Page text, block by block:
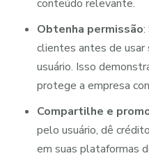
conteúdo relevante.
Obtenha permissão
clientes antes de
usuário. Isso
protege a empresa
Compartilhe e
pelo usuário, dê
em suas plataformas